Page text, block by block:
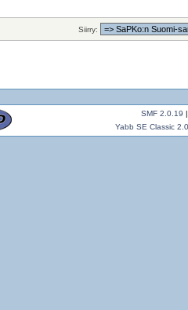
Siirry:
SMF 2.0.19
Yabb SE Classic